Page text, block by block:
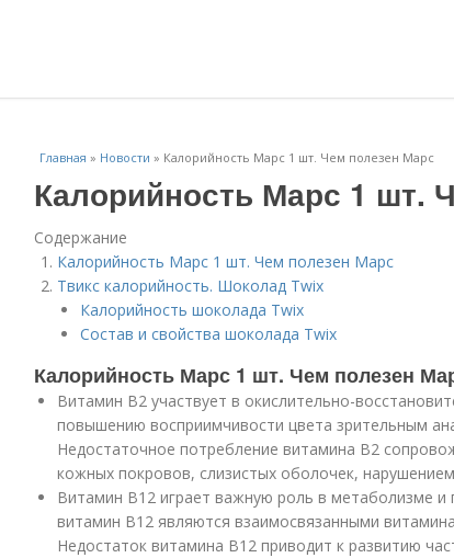
Главная » Новости » Калорийность Марс 1 шт. Чем полезен Марс
Калорийность Марс 1 шт.
Содержание
Калорийность Марс 1 шт. Чем полезен Марс
Твикс калорийность. Шоколад Twix
Калорийность шоколада Twix
Состав и свойства шоколада Twix
Калорийность Марс 1 шт. Чем полезен
Витамин В2 участвует в окислительно-
повышению восприимчивости цвета зрительным
Недостаточное потребление витамина В2
кожных покровов, слизистых оболочек,
Витамин В12 играет важную роль в метаболизме
витамин В12 являются взаимосвязанными
Недостаток витамина В12 приводит к развитию